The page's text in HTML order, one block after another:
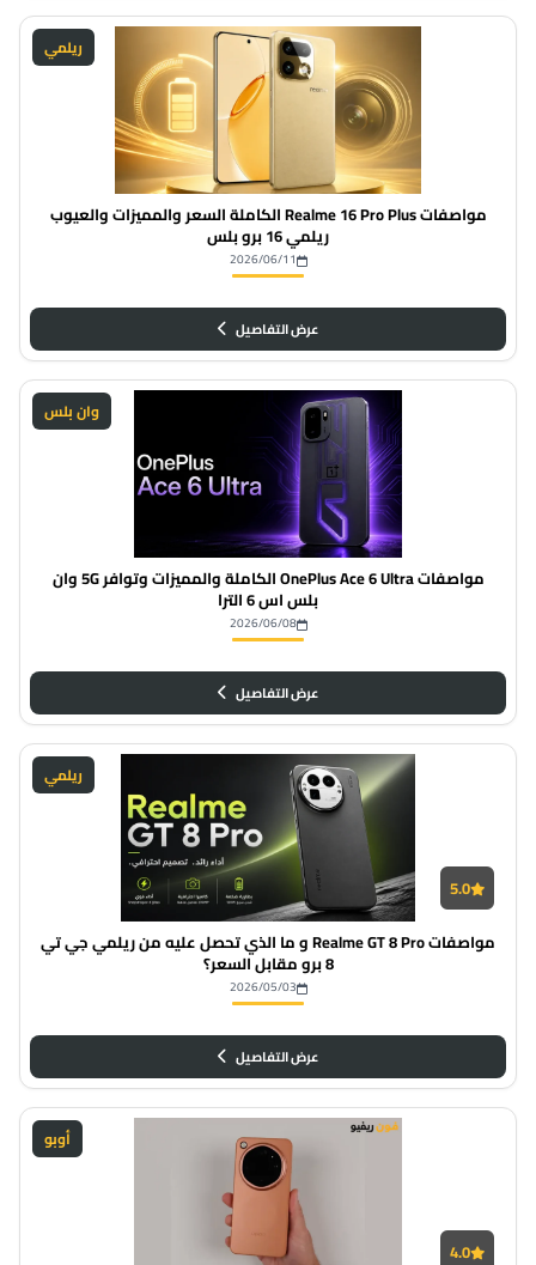
ريلمي
مواصفات Realme 16 Pro Plus الكاملة السعر والمميزات والعيوب
ريلمي 16 برو بلس
2026/06/11
عرض التفاصيل
وان بلس
مواصفات OnePlus Ace 6 Ultra الكاملة والمميزات وتوافر 5G وان
بلس اس 6 الترا
2026/06/08
عرض التفاصيل
ريلمي
5.0
مواصفات Realme GT 8 Pro و ما الذي تحصل عليه من ريلمي جي تي
8 برو مقابل السعر؟
2026/05/03
عرض التفاصيل
أوبو
4.0